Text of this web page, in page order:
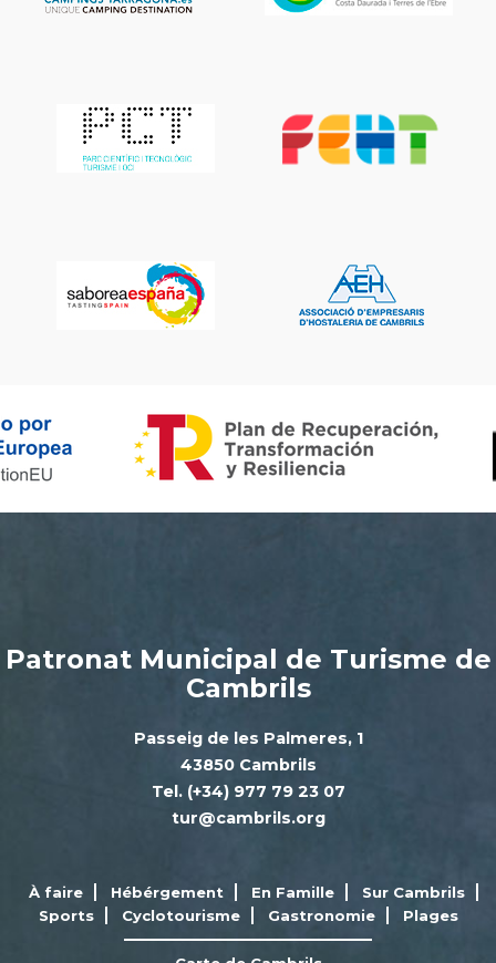
Patronat Municipal de Turisme de
Cambrils
Passeig de les Palmeres, 1
43850 Cambrils
Tel. (+34) 977 79 23 07
tur@cambrils.org
À faire Hébérgement En Famille
Sur Cambrils
Sports
Cyclotourisme Gastronomie Plages